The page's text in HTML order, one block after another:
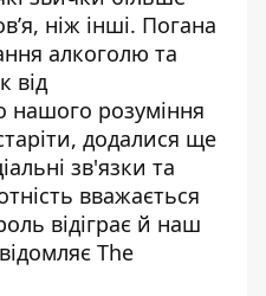
ніж інші. Погана
алкоголю та
від
нашого розуміння
додалися ще
зв'язки та
вважається
відіграє й наш
The